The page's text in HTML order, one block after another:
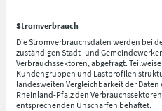
Stromverbrauch
Die Stromverbrauchsdaten werden bei
zuständigen Stadt- und
Verbrauchssektoren, abgefragt.
Kundengruppen und Lastprofilen
landesweiten Vergleichbarkeit der
Rheinland-Pfalz den
entsprechenden Unschärfen behaftet.